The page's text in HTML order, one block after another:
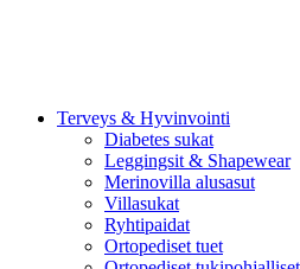
Terveys & Hyvinvointi
Diabetes sukat
Leggingsit & Shapewear
Merinovilla alusasut
Villasukat
Ryhtipaidat
Ortopediset tuet